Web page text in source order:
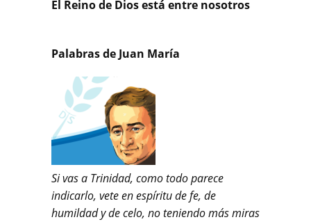
El Reino de Dios está entre nosotros
Palabras de Juan María
Si vas a Trinidad, como todo parece
indicarlo, vete en espíritu de fe, de
humildad y de celo, no teniendo más miras